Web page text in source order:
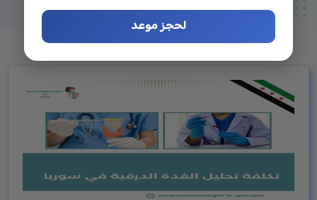
لحجز موعد